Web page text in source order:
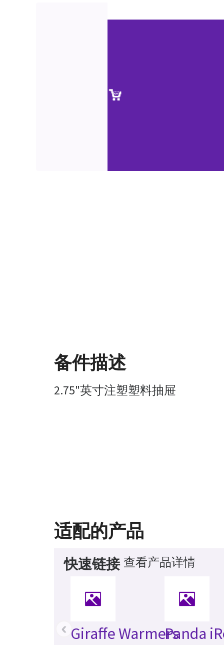
备件描述
2.75"英寸注塑塑料抽屉
适配的产品
快速链接 查看产品详情
Giraffe WarmersPanda
‹